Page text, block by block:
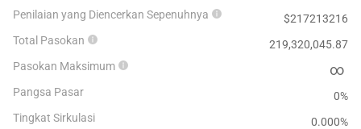
Penilaian yang Diencerkan Sepenuhnya
$217213216
Total Pasokan
219,320,045.87
Pasokan Maksimum
∞
Pangsa Pasar
0%
Tingkat Sirkulasi
0.000%